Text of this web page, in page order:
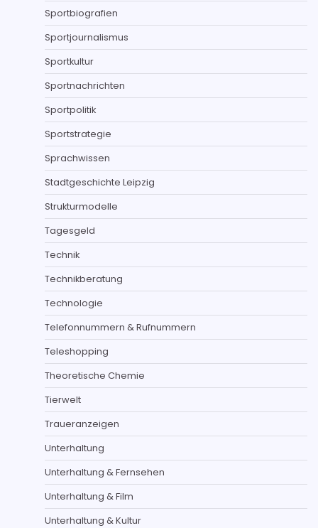
Sportbiografien
Sportjournalismus
Sportkultur
Sportnachrichten
Sportpolitik
Sportstrategie
Sprachwissen
Stadtgeschichte Leipzig
Strukturmodelle
Tagesgeld
Technik
Technikberatung
Technologie
Telefonnummern & Rufnummern
Teleshopping
Theoretische Chemie
Tierwelt
Traueranzeigen
Unterhaltung
Unterhaltung & Fernsehen
Unterhaltung & Film
Unterhaltung & Kultur